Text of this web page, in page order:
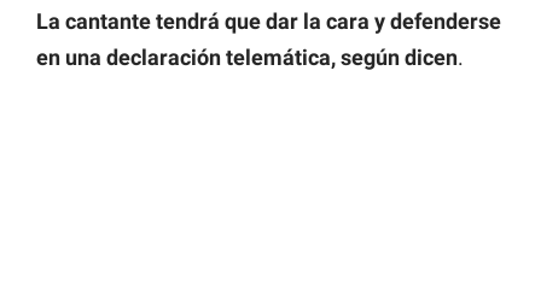
La cantante tendrá que dar la cara y defenderse
en una declaración telemática, según dicen.